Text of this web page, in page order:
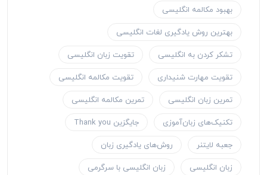
بهبود مکالمه انگلیسی
بهترین روش یادگیری لغات انگلیسی
تشکر کردن به انگلیسی
تقویت زبان انگلیسی
تقویت مهارت شنیداری
تقویت مکالمه انگلیسی
تمرین زبان انگلیسی
تمرین مکالمه انگلیسی
تکنیک‌های زبان‌آموزی
جایگزین Thank you
جعبه لایتنر
روش‌های یادگیری زبان
زبان انگلیسی
زبان انگلیسی با سرگرمی